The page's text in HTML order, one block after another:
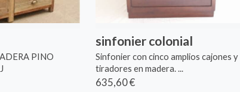
PINO
sinfonier colonial
Sinfonier con cinco amplios cajones y
tiradores en madera. ...
635,60 €